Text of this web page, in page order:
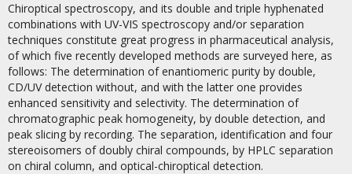
Chiroptical spectroscopy, and its double and triple hyphenated
combinations with UV-VIS spectroscopy and/or separation
techniques constitute great progress in pharmaceutical analysis,
of which five recently developed methods are surveyed here, as
follows: The determination of enantiomeric purity by double,
CD/UV detection without, and with the latter one provides
enhanced sensitivity and selectivity. The determination of
chromatographic peak homogeneity, by double detection, and
peak slicing by recording. The separation, identification and four
stereoisomers of doubly chiral compounds, by HPLC separation
on chiral column, and optical-chiroptical detection.